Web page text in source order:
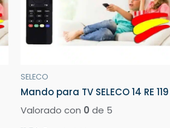
SELECO
Mando para TV SELECO 14 RE 119
Valorado con 0 de 5